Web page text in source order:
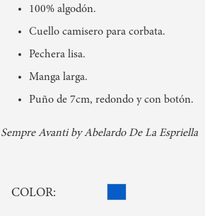
100% algodón.
Cuello camisero para corbata.
Pechera lisa.
Manga larga.
Puño de 7cm, redondo y con botón.
Sempre Avanti by Abelardo De La Espriella
COLOR